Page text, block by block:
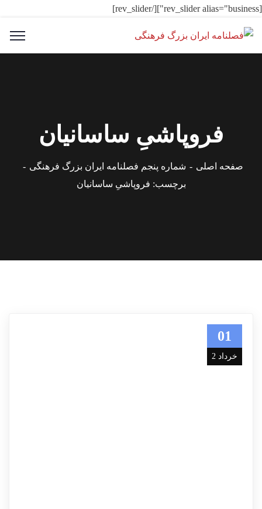
[rev_slider alias="business"][/rev_slider]
فروپاشیِ ساسانیان
صفحه اصلی
شماره پنجم فصلنامه ایران بزرگ فرهنگی
برچسب: فروپاشیِ ساسانیان
01
خرداد 2